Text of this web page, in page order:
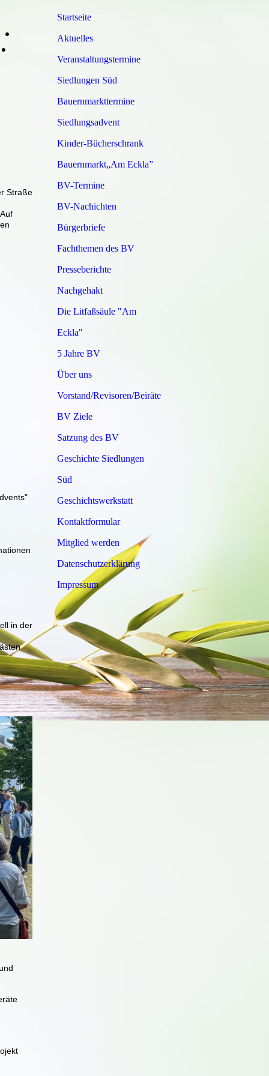
Straße
in der
Startseite
Aktuelles
Veranstaltungstermine
Siedlungen Süd
Bauernmarkttermine
Siedlungsadvent
Kinder-Bücherschrank
Bauernmarkt„Am Eckla”
BV-Termine
BV-Nachichten
Bürgerbriefe
Fachthemen des BV
Presseberichte
Nachgehakt
Die Litfaßsäule "Am
Eckla"
5 Jahre BV
Über uns
Vorstand/Revisoren/Beiräte
BV Ziele
Satzung des BV
Geschichte Siedlungen
Süd
Geschichtswerkstatt
Kontaktformular
Mitglied werden
Datenschutzerklärung
Impressum